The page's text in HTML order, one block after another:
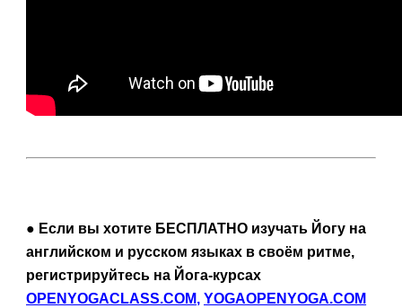
● Если вы хотите БЕСПЛАТНО изучать Йогу на
английском и русском языках в своём ритме,
OPENYOGACLASS.COM, YOGAOPENYOGA.COM